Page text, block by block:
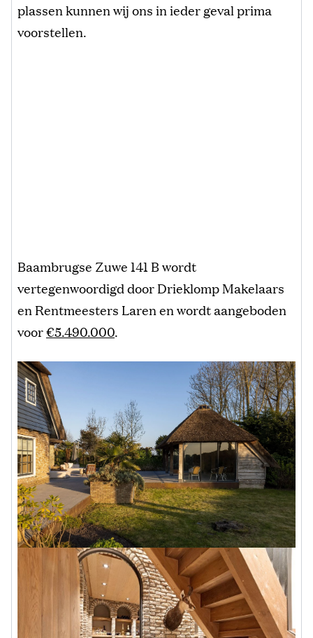
plassen kunnen wij ons in ieder geval prima
voorstellen.
Baambrugse Zuwe 141 B wordt
vertegenwoordigd door Drieklomp Makelaars
en Rentmeesters Laren en wordt aangeboden
voor€5.490.000.